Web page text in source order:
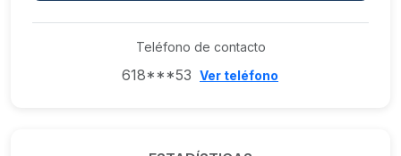
Teléfono de contacto
618***53 Ver teléfono